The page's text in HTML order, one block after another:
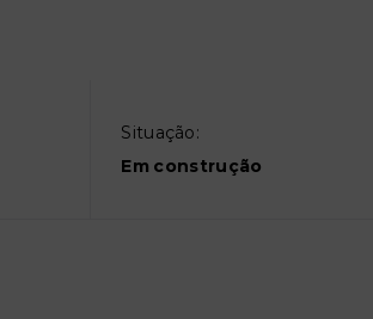
Situação:
Em construção